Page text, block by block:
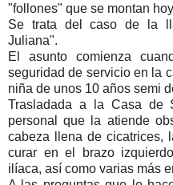
"follones" que se montan
Se trata del caso de la
Juliana".
El asunto comienza
seguridad de servicio en la
niña de unos 10 años semi
Trasladada a la Casa de
personal que la atiende
cabeza llena de cicatrices,
curar en el brazo
ilíaca, así como varias más